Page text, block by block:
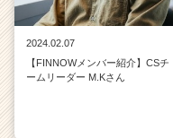
2024.02.07
【FINNOWメンバー紹介】CSチ
ームリーダー M.Kさん